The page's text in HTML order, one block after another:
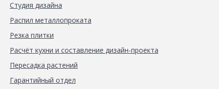
Студия дизайна
Распил металлопроката
Резка плитки
Расчёт кухни и составление дизайн-проекта
Пересадка растений
Гарантийный отдел